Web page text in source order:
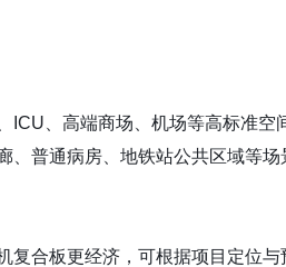
ICU 、高端商场、机场等高标准空
、普通病房、地铁站公共区域等场
复合板更经济，可根据项目定位与